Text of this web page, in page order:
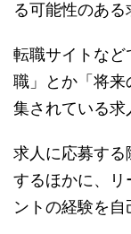
る可能性のある
転職サイトな
職」とか「将
集されている求
求人に応募す
するほかに、リ
ントの経験を自